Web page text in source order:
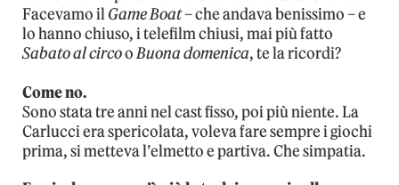
Facevamo ilGame Boat– che andava benissimo – e
lo hanno chiuso, i telefilm chiusi, mai più fatto
Sabato al circooBuona domenica, te la ricordi?
Come no.
Sono stata tre anni nel cast fisso, poi più niente. La
Carlucci era spericolata, voleva fare sempre i giochi
prima, si metteva l’elmetto e partiva. Che simpatia.